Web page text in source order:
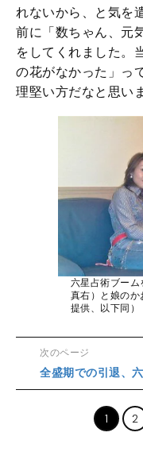
れないから、と気を
前に「数ちゃん、元
をしてくれました。
の花がなかった」っ
理堅い方だなと思い
六星占術ブー
真右）と娘のか
提供、以下同）
次のページ
全盛期での引退、
1 2